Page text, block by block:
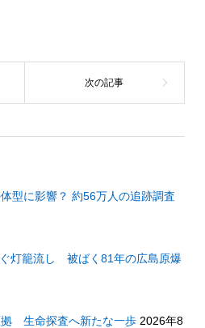
型に影響？ 約56万人の追跡調査
灯籠流し 被ばく81年の広島原爆
生命探査へ新たな一歩 2026年8